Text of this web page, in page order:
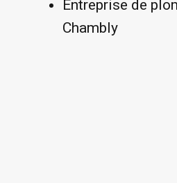
Entreprise de
Chambly